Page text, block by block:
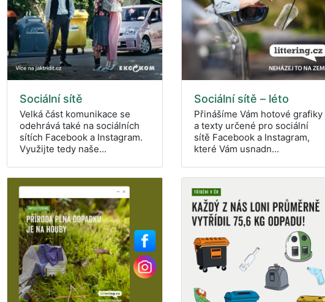
Sociální sítě
Velká část komunikace se
odehrává také na sociálních
sítích Facebook a Instagram.
Využijte tedy naše...
Sociální sítě – léto
Přinášíme Vám hotové grafiky
a texty určené pro sociální
sítě Facebook a Instagram,
které Vám usnadn...